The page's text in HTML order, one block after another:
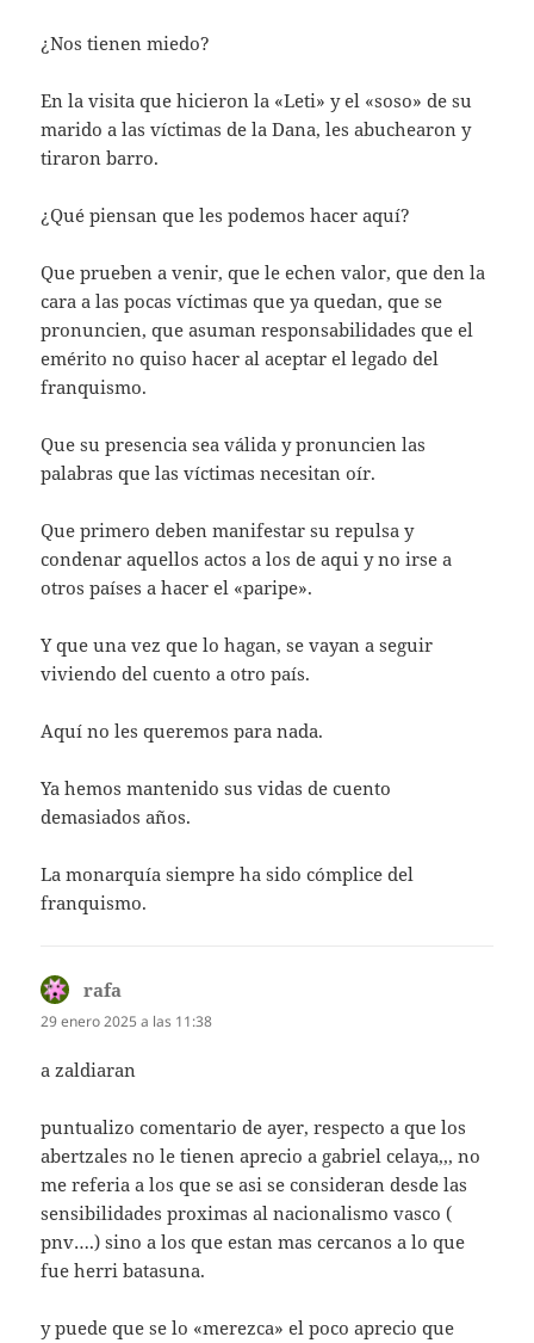
¿Nos tienen miedo?
En la visita que hicieron la «Leti» y el «soso» de su
marido a las víctimas de la Dana, les abuchearon y
tiraron barro.
¿Qué piensan que les podemos hacer aquí?
Que prueben a venir, que le echen valor, que den la
cara a las pocas víctimas que ya quedan, que se
pronuncien, que asuman responsabilidades que el
emérito no quiso hacer al aceptar el legado del
franquismo.
Que su presencia sea válida y pronuncien las
palabras que las víctimas necesitan oír.
Que primero deben manifestar su repulsa y
condenar aquellos actos a los de aqui y no irse a
otros países a hacer el «paripe».
Y que una vez que lo hagan, se vayan a seguir
viviendo del cuento a otro país.
Aquí no les queremos para nada.
Ya hemos mantenido sus vidas de cuento
demasiados años.
La monarquía siempre ha sido cómplice del
franquismo.
rafa
29 enero 2025 a las 11:38
a zaldiaran
puntualizo comentario de ayer, respecto a que los
abertzales no le tienen aprecio a gabriel celaya,,, no
me referia a los que se asi se consideran desde las
sensibilidades proximas al nacionalismo vasco (
pnv….) sino a los que estan mas cercanos a lo que
fue herri batasuna.
y puede que se lo «merezca» el poco aprecio que